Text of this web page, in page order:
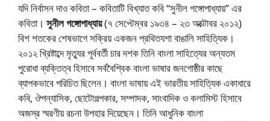
যদি নির্বাসন দাও কবিতা – কবিতাটি বিখ্যাত কবি “সুনীল গঙ্গোপাধ্যায়” এর
কবিতা। সুনীল গঙ্গোপাধ্যায়(৭ সেপ্টেম্বর ১৯৩৪ – ২৩ অক্টোবর ২০১২)
বিশ শতকের শেষভাগে সক্রিয় একজন প্রথিতযশা বাঙালি সাহিত্যিক।
২০১২ খ্রিষ্টাব্দে মৃত্যুর পূর্ববর্তী চার দশক তিনি বাংলা সাহিত্যের অন্যতম
পুরোধা ব্যক্তিত্ব হিসাবে সর্ববৈশ্বিক বাংলা ভাষার জনগোষ্ঠীর কাছে
ব্যাপকভাবে পরিচিত ছিলেন। বাংলা ভাষায় এই ভারতীয় সাহিত্যিক একাধারে
কবি, ঔপন্যাসিক, ছোটোগল্পকার, সম্পাদক, সাংবাদিক ও কলামিস্ট হিসাবে
অজস্র স্মরণীয় রচনা উপহার দিয়েছেন। তিনি আধুনিক বাংলা